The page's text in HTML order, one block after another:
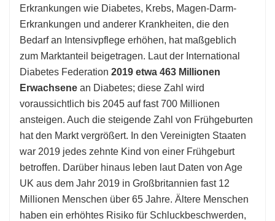
Erkrankungen wie Diabetes, Krebs, Magen-Darm-
Erkrankungen und anderer Krankheiten, die den
Bedarf an Intensivpflege erhöhen, hat maßgeblich
zum Marktanteil beigetragen. Laut der International
Diabetes Federation 2019 etwa 463 Millionen
Erwachsene an Diabetes; diese Zahl wird
voraussichtlich bis 2045 auf fast 700 Millionen
ansteigen. Auch die steigende Zahl von Frühgeburten
hat den Markt vergrößert. In den Vereinigten Staaten
war 2019 jedes zehnte Kind von einer Frühgeburt
betroffen. Darüber hinaus leben laut Daten von Age
UK aus dem Jahr 2019 in Großbritannien fast 12
Millionen Menschen über 65 Jahre. Ältere Menschen
haben ein erhöhtes Risiko für Schluckbeschwerden,